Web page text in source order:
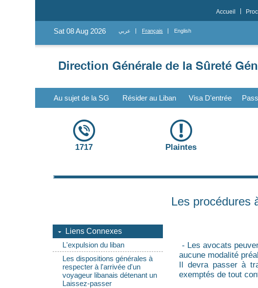
Accueil
Sat 08 Aug 2026 عربي Français English
Au sujet de la SG Résider au Liban Visa D'entrée
1717 Plaintes
Les procédures
Liens Connexes
L'expulsion du liban
Les dispositions générales à
respecter à l'arrivée d'un
voyageur libanais détenant un
Laissez-passer
- Les avocats
aucune modalité
Il devra passer à
exemptés de tout